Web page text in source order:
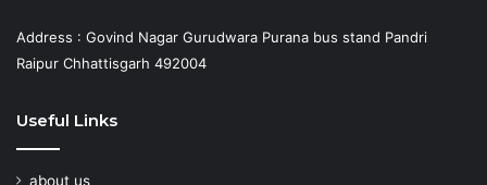
Address : Govind Nagar Gurudwara Purana bus stand Pandri
Raipur Chhattisgarh 492004
Useful Links
about us